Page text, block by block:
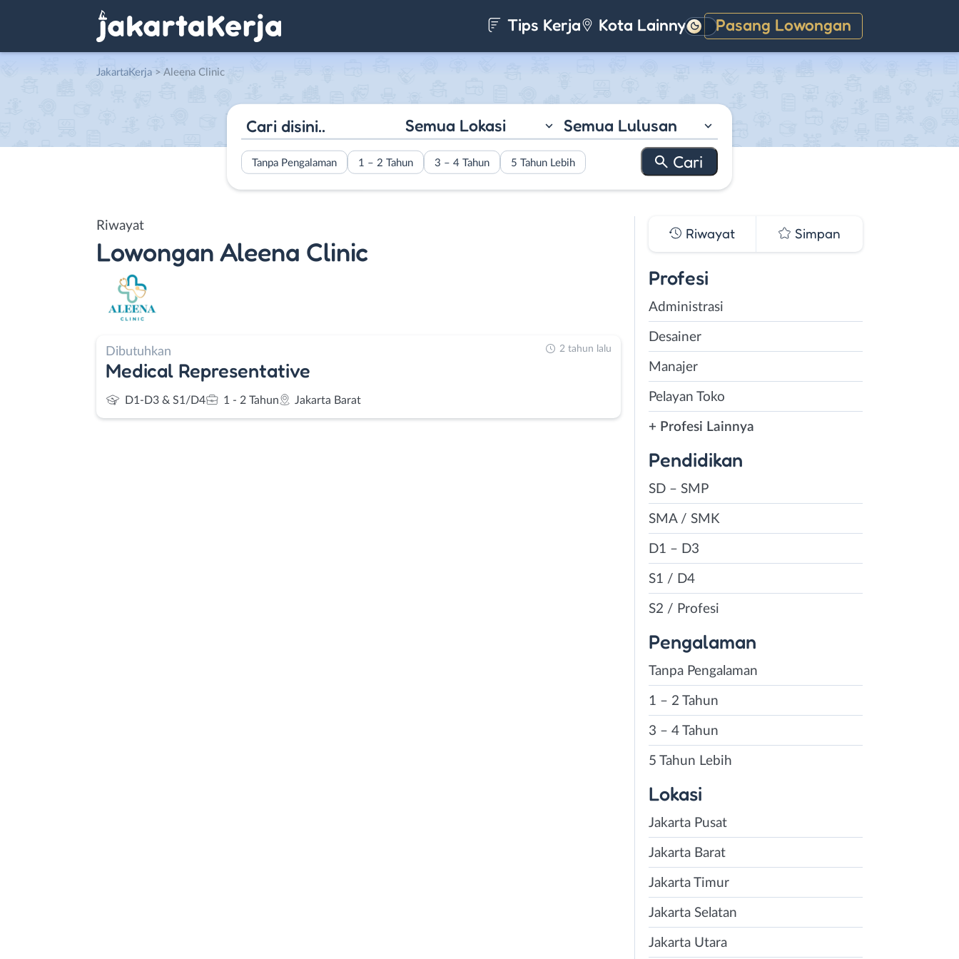
Tips Kerja Kota Lainnya Pasang Lowongan
Gelap
JakartaKerja > Aleena Clinic
Semua Lokasi Semua Lulusan
Tanpa Pengalaman 1 – 2 Tahun 3 – 4 Tahun 5 Tahun Lebih
Riwayat
Lowongan Aleena Clinic
Dibutuhkan
Medical Representative
D1-D3 & S1/D4 1 - 2 Tahun Jakarta Barat
2 tahun lalu
Riwayat Simpan
Profesi
Administrasi
Desainer
Manajer
Pelayan Toko
+ Profesi Lainnya
Pendidikan
SD – SMP
SMA / SMK
D1 – D3
S1 / D4
S2 / Profesi
Pengalaman
Tanpa Pengalaman
1 – 2 Tahun
3 – 4 Tahun
5 Tahun Lebih
Lokasi
Jakarta Pusat
Jakarta Barat
Jakarta Timur
Jakarta Selatan
Jakarta Utara